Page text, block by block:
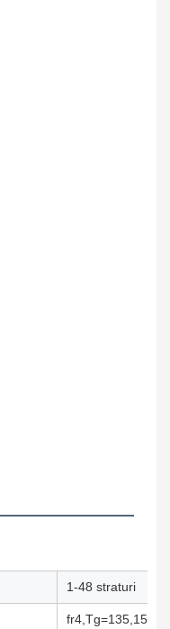
1-48 straturi